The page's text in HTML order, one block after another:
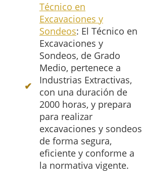
Técnico en
Excavaciones y
Sondeos: El Técnico en
Excavaciones y
Sondeos, de Grado
Medio, pertenece a
Industrias Extractivas,
con una duración de
2000 horas, y prepara
para realizar
excavaciones y sondeos
de forma segura,
eficiente y conforme a
la normativa vigente.